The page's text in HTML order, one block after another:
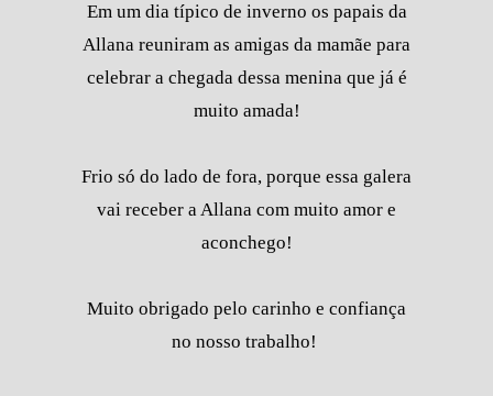
Em um dia típico de inverno os papais da
Allana reuniram as amigas da mamãe para
celebrar a chegada dessa menina que já é
muito amada!
Frio só do lado de fora, porque essa galera
vai receber a Allana com muito amor e
aconchego!
Muito obrigado pelo carinho e confiança
no nosso trabalho!